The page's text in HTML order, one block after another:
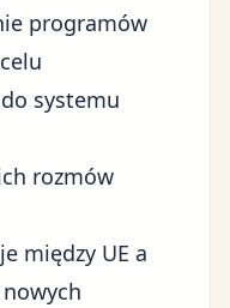
programów
systemu
rozmów
między UE a